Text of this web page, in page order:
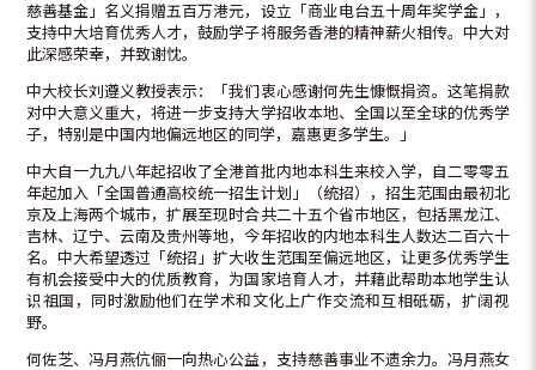
慈善基金」名义捐赠五百万港元，设立「商业电台五十周年奖学金」，
支持中大培育优秀人才，鼓励学子将服务香港的精神薪火相传。中大对
此深感荣幸，并致谢忱。
中大校长刘遵义教授表示：「我们衷心感谢何先生慷慨捐资。这笔捐款
对中大意义重大，将进一步支持大学招收本地、全国以至全球的优秀学
子，特别是中国内地偏远地区的同学，嘉惠更多学生。」
中大自一九九八年起招收了全港首批内地本科生来校入学，自二零零五
年起加入「全国普通高校统一招生计划」（统招），招生范围由最初北
京及上海两个城市，扩展至现时合共二十五个省巿地区，包括黑龙江、
吉林、辽宁、云南及贵州等地，今年招收的内地本科生人数达二百六十
名。中大希望透过「统招」扩大收生范围至偏远地区，让更多优秀学生
有机会接受中大的优质教育，为国家培育人才，并藉此帮助本地学生认
识祖国，同时激励他们在学术和文化上广作交流和互相砥砺，扩阔视
野。
何佐芝、冯月燕伉俪一向热心公益，支持慈善事业不遗余力。冯月燕女